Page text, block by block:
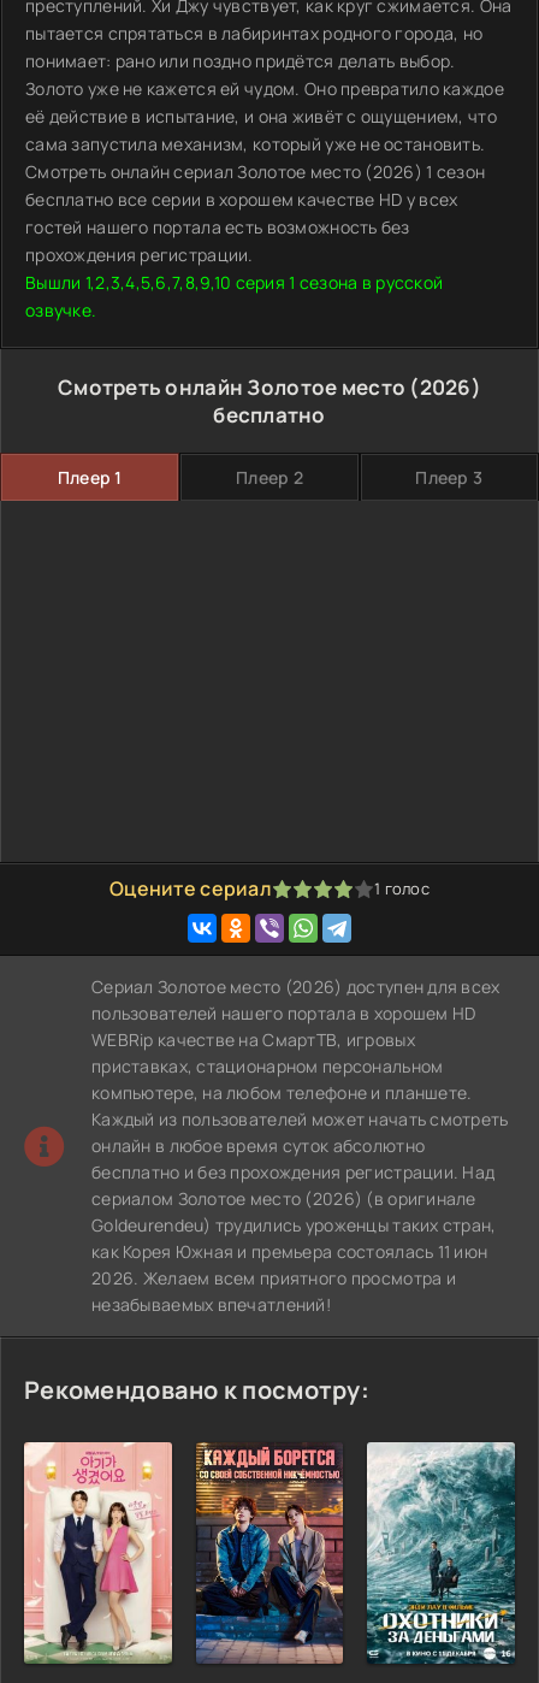
преступлений. Хи Джу чувствует, как круг сжимается. Она
пытается спрятаться в лабиринтах родного города, но
понимает: рано или поздно придётся делать выбор.
Золото уже не кажется ей чудом. Оно превратило каждое
её действие в испытание, и она живёт с ощущением, что
сама запустила механизм, который уже не остановить.
Смотреть онлайн сериал Золотое место (2026) 1 сезон
бесплатно все серии в хорошем качестве HD у всех
гостей нашего портала есть возможность без
прохождения регистрации.
Вышли 1,2,3,4,5,6,7,8,9,10 серия 1 сезона в русской
озвучке.
Смотреть онлайн Золотое место (2026)
бесплатно
Плеер 1 Плеер 2 Плеер 3
Оцените сериал
1 2 3 4 5 1 голос
Сериал Золотое место (2026) доступен для всех
пользователей нашего портала в хорошем HD
WEBRip качестве на СмартТВ, игровых
приставках, стационарном персональном
компьютере, на любом телефоне и планшете.
Каждый из пользователей может начать смотреть
онлайн в любое время суток абсолютно
бесплатно и без прохождения регистрации. Над
сериалом Золотое место (2026) (в оригинале
Goldeurendeu) трудились уроженцы таких стран,
как Корея Южная и премьера состоялась 11 июн
2026. Желаем всем приятного просмотра и
незабываемых впечатлений!
Рекомендовано к посмотру: